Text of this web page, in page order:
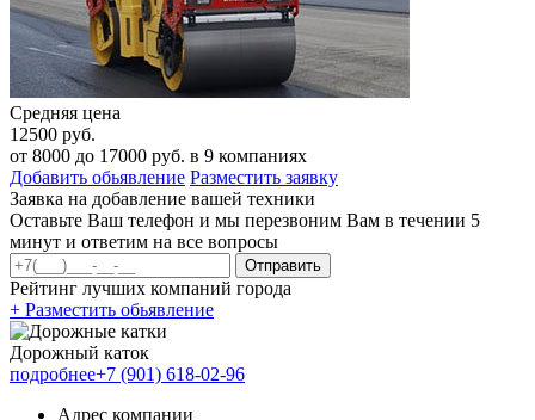
Средняя цена
12500 руб.
от 8000 до 17000 руб. в 9 компаниях
Добавить обьявление Разместить заявку
Заявка на добавление вашей техники
Оставьте Ваш телефон и мы перезвоним Вам в течении 5
минут и ответим на все вопросы
Отправить
Рейтинг лучших компаний города
+ Разместить обьявление
Дорожный каток
подробнее+7 (901) 618-02-96
Адрес компании